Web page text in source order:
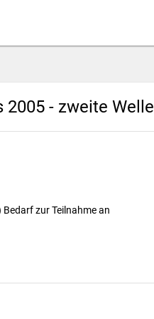
2005 - zweite Welle
zur Teilnahme an